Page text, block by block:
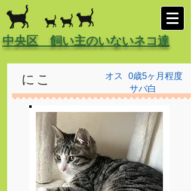
中央区 飼い主のいないネコ達
オス
にこ
0歳5ヶ月程度
サバ白